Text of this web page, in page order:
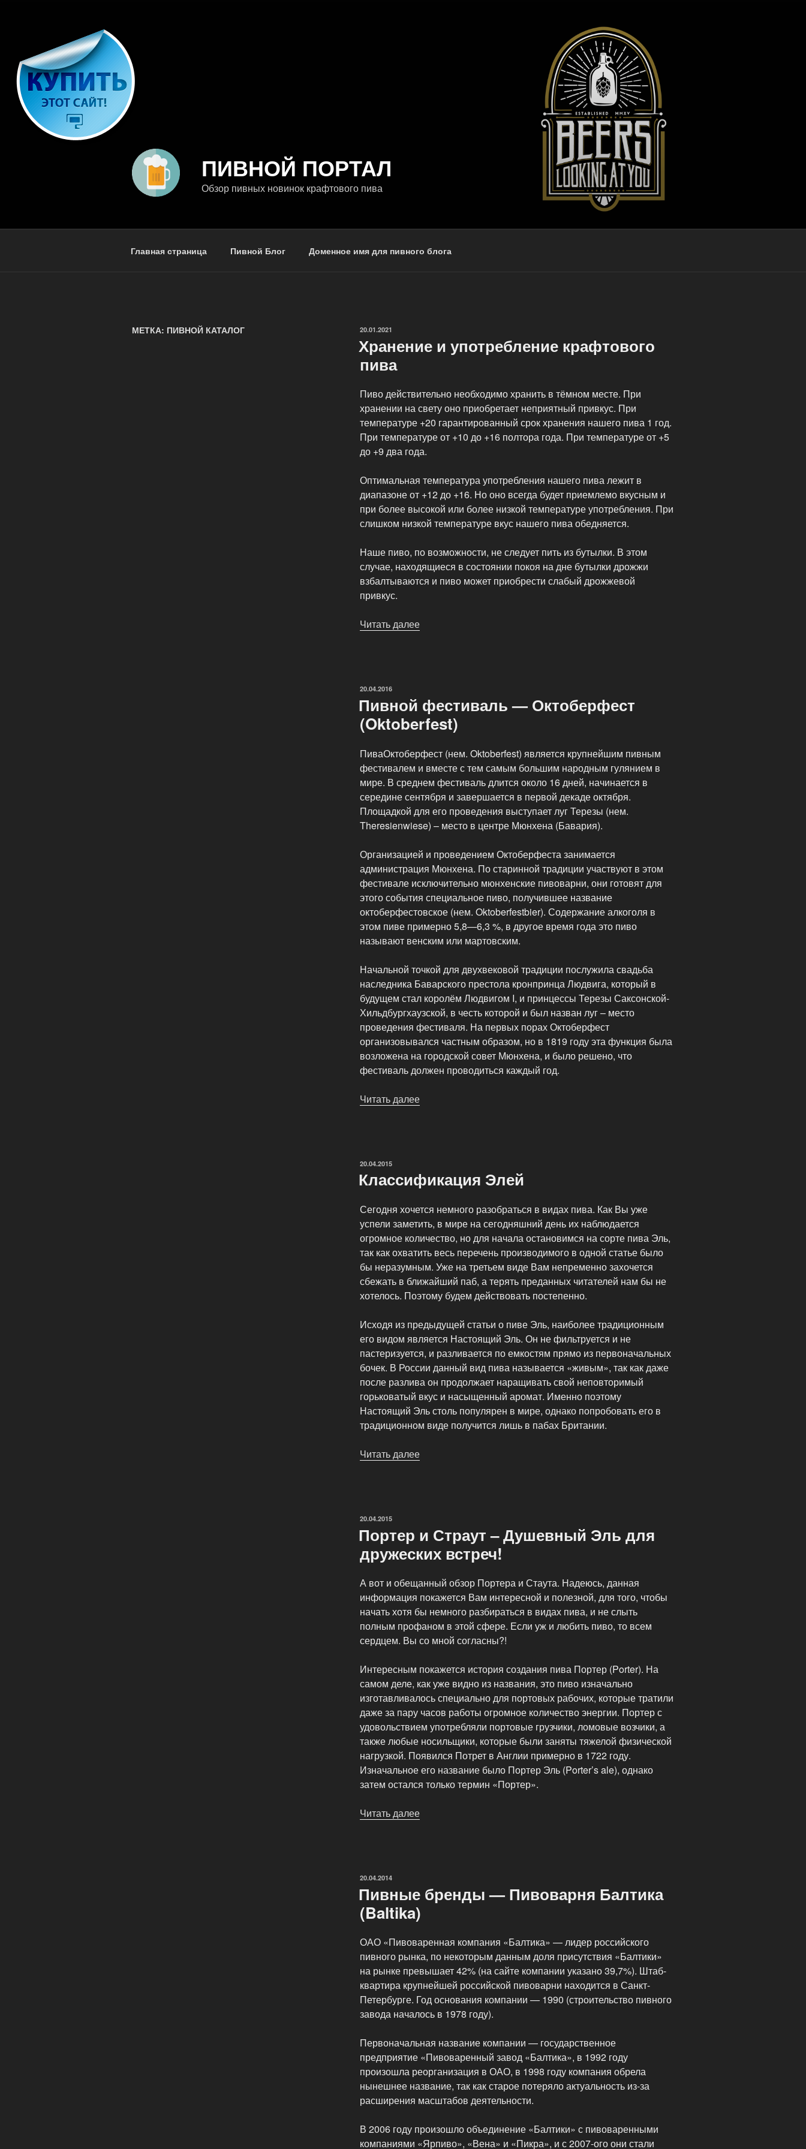
ПИВНОЙ ПОРТАЛ
Обзор пивных новинок крафтового пива
Главная страница Пивной Блог Доменное имя для пивного блога
МЕТКА: ПИВНОЙ КАТАЛОГ ОПУБЛИКОВАНО
20.01.2021
Хранение и употребление крафтового
пива
Пиво действительно необходимо хранить в тёмном месте. При
хранении на свету оно приобретает неприятный привкус. При
температуре +20 гарантированный срок хранения нашего пива 1 год.
При температуре от +10 до +16 полтора года. При температуре от +5
до +9 два года.
Оптимальная температура употребления нашего пива лежит в
диапазоне от +12 до +16. Но оно всегда будет приемлемо вкусным и
при более высокой или более низкой температуре употребления. При
слишком низкой температуре вкус нашего пива обедняется.
Наше пиво, по возможности, не следует пить из бутылки. В этом
случае, находящиеся в состоянии покоя на дне бутылки дрожжи
взбалтываются и пиво может приобрести слабый дрожжевой
привкус.
Читать далее«Хранение
ОПУБЛИКОВАНО
20.04.2016
Пивной фестиваль — Октоберфест
(Oktoberfest)
ПиваОктоберфест (нем. Oktoberfest) является крупнейшим пивным
фестивалем и вместе с тем самым большим народным гулянием в
мире. В среднем фестиваль длится около 16 дней, начинается в
середине сентября и завершается в первой декаде октября.
Площадкой для его проведения выступает луг Терезы (нем.
Theresienwiese) – место в центре Мюнхена (Бавария).
Организацией и проведением Октоберфеста занимается
администрация Мюнхена. По старинной традиции участвуют в этом
фестивале исключительно мюнхенские пивоварни, они готовят для
этого события специальное пиво, получившее название
октоберфестовское (нем. Oktoberfestbier). Содержание алкоголя в
этом пиве примерно 5,8—6,3 %, в другое время года это пиво
называют венским или мартовским.
Начальной точкой для двухвековой традиции послужила свадьба
наследника Баварского престола кронпринца Людвига, который в
будущем стал королём Людвигом I, и принцессы Терезы Саксонской-
Хильдбургхаузской, в честь которой и был назван луг – место
проведения фестиваля. На первых порах Октоберфест
организовывался частным образом, но в 1819 году эта функция была
возложена на городской совет Мюнхена, и было решено, что
фестиваль должен проводиться каждый год.
Читать далее«Пивной
ОПУБЛИКОВАНО
20.04.2015
Классификация Элей
Сегодня хочется немного разобраться в видах пива. Как Вы уже
успели заметить, в мире на сегодняшний день их наблюдается
огромное количество, но для начала остановимся на сорте пива Эль,
так как охватить весь перечень производимого в одной статье было
бы неразумным. Уже на третьем виде Вам непременно захочется
сбежать в ближайший паб, а терять преданных читателей нам бы не
хотелось. Поэтому будем действовать постепенно.
Исходя из предыдущей статьи о пиве Эль, наиболее традиционным
его видом является Настоящий Эль. Он не фильтруется и не
пастеризуется, и разливается по емкостям прямо из первоначальных
бочек. В России данный вид пива называется «живым», так как даже
после разлива он продолжает наращивать свой неповторимый
горьковатый вкус и насыщенный аромат. Именно поэтому
Настоящий Эль столь популярен в мире, однако попробовать его в
традиционном виде получится лишь в пабах Британии.
Читать далее«Классификация
ОПУБЛИКОВАНО
20.04.2015
Портер и Страут – Душевный Эль для
дружеских встреч!
А вот и обещанный обзор Портера и Стаута. Надеюсь, данная
информация покажется Вам интересной и полезной, для того, чтобы
начать хотя бы немного разбираться в видах пива, и не слыть
полным профаном в этой сфере. Если уж и любить пиво, то всем
сердцем. Вы со мной согласны?!
Интересным покажется история создания пива Портер (Porter). На
самом деле, как уже видно из названия, это пиво изначально
изготавливалось специально для портовых рабочих, которые тратили
даже за пару часов работы огромное количество энергии. Портер с
удовольствием употребляли портовые грузчики, ломовые возчики, а
также любые носильщики, которые были заняты тяжелой физической
нагрузкой. Появился Потрет в Англии примерно в 1722 году.
Изначальное его название было Портер Эль (Porter’s ale), однако
затем остался только термин «Портер».
Читать далее«Портер
для
дружеских
ОПУБЛИКОВАНО
20.04.2014
Пивные бренды — Пивоварня Балтика
(Baltika)
ОАО «Пивоваренная компания «Балтика» — лидер российского
пивного рынка, по некоторым данным доля присутствия «Балтики»
на рынке превышает 42% (на сайте компании указано 39,7%). Штаб-
квартира крупнейшей российской пивоварни находится в Санкт-
Петербурге. Год основания компании — 1990 (строительство пивного
завода началось в 1978 году).
Первоначальная название компании — государственное
предприятие «Пивоваренный завод «Балтика», в 1992 году
произошла реорганизация в ОАО, в 1998 году компания обрела
нынешнее название, так как старое потеряло актуальность из-за
расширения масштабов деятельности.
В 2006 году произошло объединение «Балтики» с пивоваренными
компаниями «Ярпиво», «Вена» и «Пикра», и с 2007-ого они стали